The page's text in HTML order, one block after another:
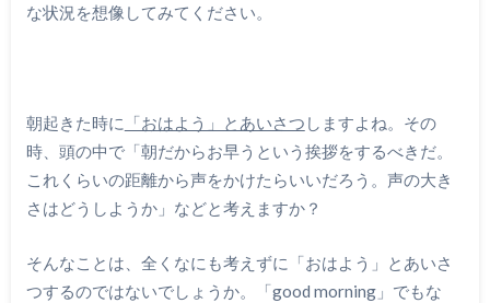
な状況を想像してみてください。
朝起きた時に 「おはよう」とあいさつ しますよね。その
時、頭の中で「朝だからお早うという挨拶をするべきだ。
これくらいの距離から声をかけたらいいだろう。声の大き
さはどうしようか」などと考えますか？
そんなことは、全くなにも考えずに「おはよう」とあいさ
つするのではないでしょうか。「good morning」でもな